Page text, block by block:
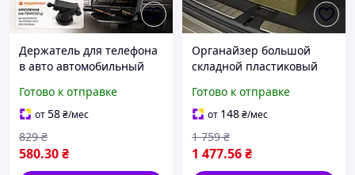
Держатель для телефона
в авто автомобильный
крепления для айфона в
машину 15w
Готово к отправке
от58₴/мес
580.30₴
829 ₴
Органайзер большой
складной пластиковый
автомобиля контейнер
для кемпинга 50 л хаки
ящик туристический
Готово к отправке
от 148₴/мес
1 477.56₴
1 759 ₴